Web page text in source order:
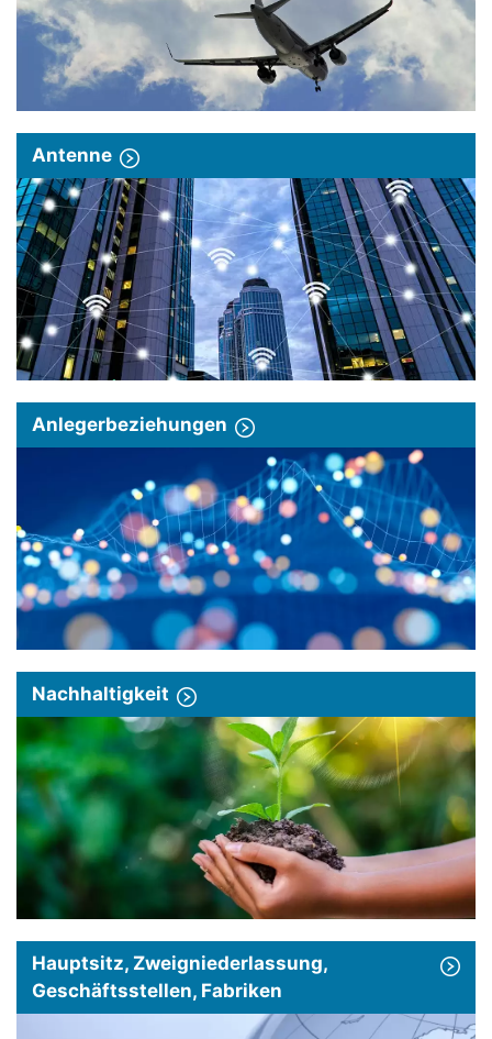
Antenne
Anlegerbeziehungen
Nachhaltigkeit
Hauptsitz, Zweigniederlassung,
Geschäftsstellen, Fabriken